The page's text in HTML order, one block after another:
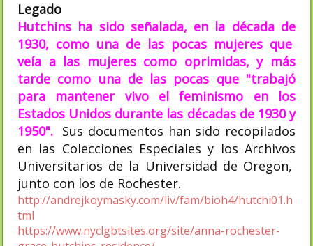
Legado
Hutchins ha sido señalada, en la década de
1930, como una de las pocas mujeres que
veía a las mujeres como oprimidas, y más
tarde como una de las pocas que "trabajó
para mantener vivo el feminismo en los
Estados Unidos durante las décadas de 1930 y
1950". Sus documentos han sido recopilados
en las Colecciones Especiales y los Archivos
Universitarios de la Universidad de Oregon,
junto con los de Rochester.
http://andrejkoymasky.com/liv/fam/bioh4/hutchi01.h
tml
https://www.nyclgbtsites.org/site/anna-rochester-